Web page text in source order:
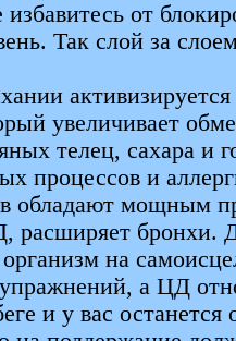
от
Так слой за
увеличивает
телец, сахара и
процессов и
обладают мощным
расширяет бронхи.
организм на
а ЦД
и у вас